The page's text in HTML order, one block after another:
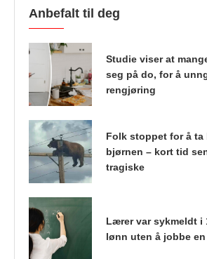
Anbefalt til deg
Studie viser at
seg på do, for å
rengjøring
Folk stoppet for å ta
bjørnen – kort tid
tragiske
Lærer var sykmeldt i
lønn uten å jobbe